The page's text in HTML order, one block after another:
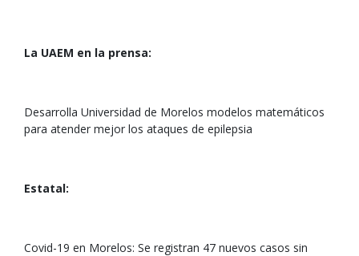
La UAEM en la prensa:
Desarrolla Universidad de Morelos modelos matemáticos
para atender mejor los ataques de epilepsia
Estatal:
Covid-19 en Morelos: Se registran 47 nuevos casos sin